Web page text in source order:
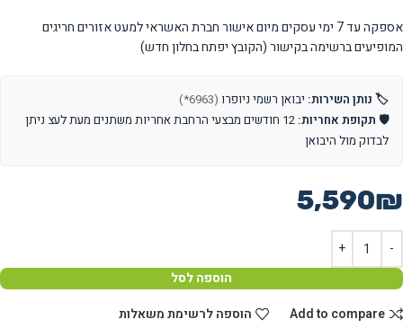
אספקה עד 7 ימי עסקים מיום אישור חברת האשראי למעט אזורים חריגים
המופיעים ברשימה בקישור (הקובץ יפתח בחלון חדש)
🏷️ נותן השירות: יבואן רשמי ניופרו (6963*)
🛡️ תקופת אחריות:
12 חודשים מבצעי הרחבת אחריות משתנים מעת לעצ ניתן
לבדוק מול היבואן
5,590₪
הוספה לסל
Add to compare
הוספה לרשימת משאלות